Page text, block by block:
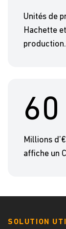
Unités de
Hachette
production.
60
Millions
affiche un
SOLUTION